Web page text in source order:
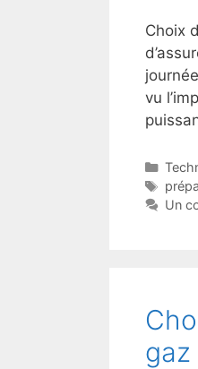
Choix
vu
Un
gaz